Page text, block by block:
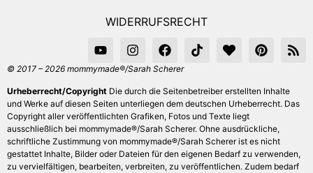
WIDERRUFSRECHT
© 2017 – 2026 mommymade®/Sarah Scherer
Urheberrecht/Copyright Die durch die Seitenbetreiber erstellten Inhalte
und Werke auf diesen Seiten unterliegen dem deutschen Urheberrecht. Das
Copyright aller veröffentlichten Grafiken, Fotos und Texte liegt
ausschließlich bei mommymade®/Sarah Scherer. Ohne ausdrückliche,
schriftliche Zustimmung von mommymade®/Sarah Scherer ist es nicht
gestattet Inhalte, Bilder oder Dateien für den eigenen Bedarf zu verwenden,
zu vervielfältigen, bearbeiten, verbreiten, zu veröffentlichen. Zudem bedarf